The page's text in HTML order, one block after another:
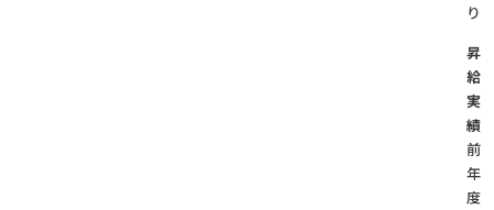
り
昇
給
実
績
前
年
度